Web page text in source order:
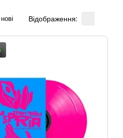
Відображення: